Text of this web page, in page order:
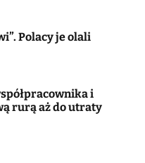
Polacy je olali
i
rurą aż do utraty